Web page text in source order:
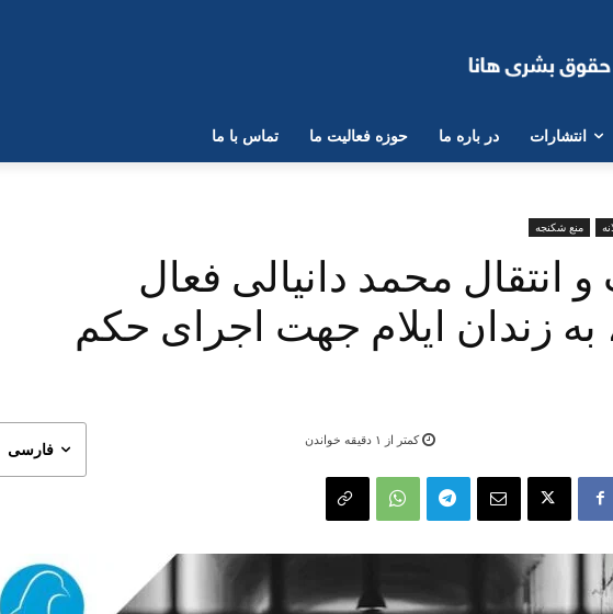
انتشارات در بارە ما حوزه فعالیت ما تماس با ما
منع شکنجه
انتقال محمد دانیالی فعال
بە زندان ایلام جهت اجرای حکم
فارسی کمتر از ۱ دقیقه خواندن